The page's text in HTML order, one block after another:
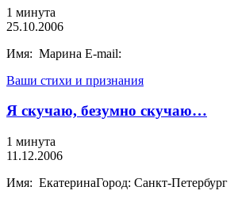
1 минута
25.10.2006
Имя: Марина E-mail:
Ваши стихи и признания
Я скучаю, безумно скучаю…
1 минута
11.12.2006
Имя: ЕкатеринаГород: Санкт-Петербург